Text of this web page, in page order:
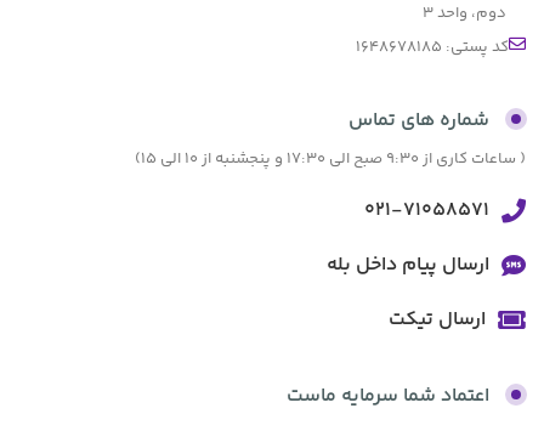
دوم، واحد ۳
کد پستی: 1648678185
شماره های تماس
( ساعات کاری از 9:30 صبح الی 17:30 و پنجشنبه از 10 الی 15)
021-71058571
ارسال پیام داخل بله
ارسال تیکت
اعتماد شما سرمایه ماست